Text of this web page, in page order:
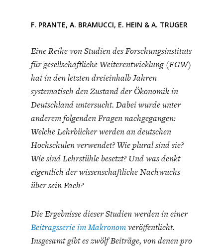
ECONOMISTS FOR FUTURE
DEUTSCHLAND
F. PRANTE, A. BRAMUCCI, E. HEIN & A. TRUGER
Eine Reihe von Studien des Forschungsinstituts
für gesellschaftliche Weiterentwicklung (FGW)
hat in den letzten dreieinhalb Jahren
systematisch den Zustand der Ökonomik in
Deutschland untersucht. Dabei wurde unter
anderem folgenden Fragen nachgegangen:
Welche Lehrbücher werden an deutschen
Hochschulen verwendet? Wie plural sind sie?
Wie sind Lehrstühle besetzt? Und was denkt
eigentlich der wissenschaftliche Nachwuchs
über sein Fach?
Die Ergebnisse dieser Studien werden in einer
Beitragsserie im Makronomveröffentlicht.
Insgesamt gibt es zwölf Beiträge, von denen pro